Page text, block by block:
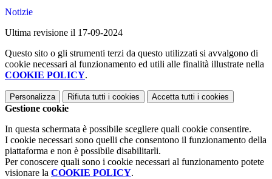
Notizie
Ultima revisione il 17-09-2024
Questo sito o gli strumenti terzi da questo utilizzati si avvalgono di
cookie necessari al funzionamento ed utili alle finalità illustrate nella
COOKIE POLICY.
Personalizza Rifiuta tutti i cookies Accetta tutti i cookies
Gestione cookie
In questa schermata è possibile scegliere quali cookie consentire.
I cookie necessari sono quelli che consentono il funzionamento della
piattaforma e non è possibile disabilitarli.
Per conoscere quali sono i cookie necessari al funzionamento potete
visionare la COOKIE POLICY.